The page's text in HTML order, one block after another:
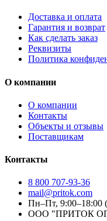
Доставка и оплата
Гарантия и возврат
Как сделать заказ
Реквизиты
Политика
О компании
О компании
Контакты
Объекты и отзывы
Поставщикам
Контакты
8 800 707-93-36
mail@pritok.com
Пн–Пт,
ООО "ПРИТОК